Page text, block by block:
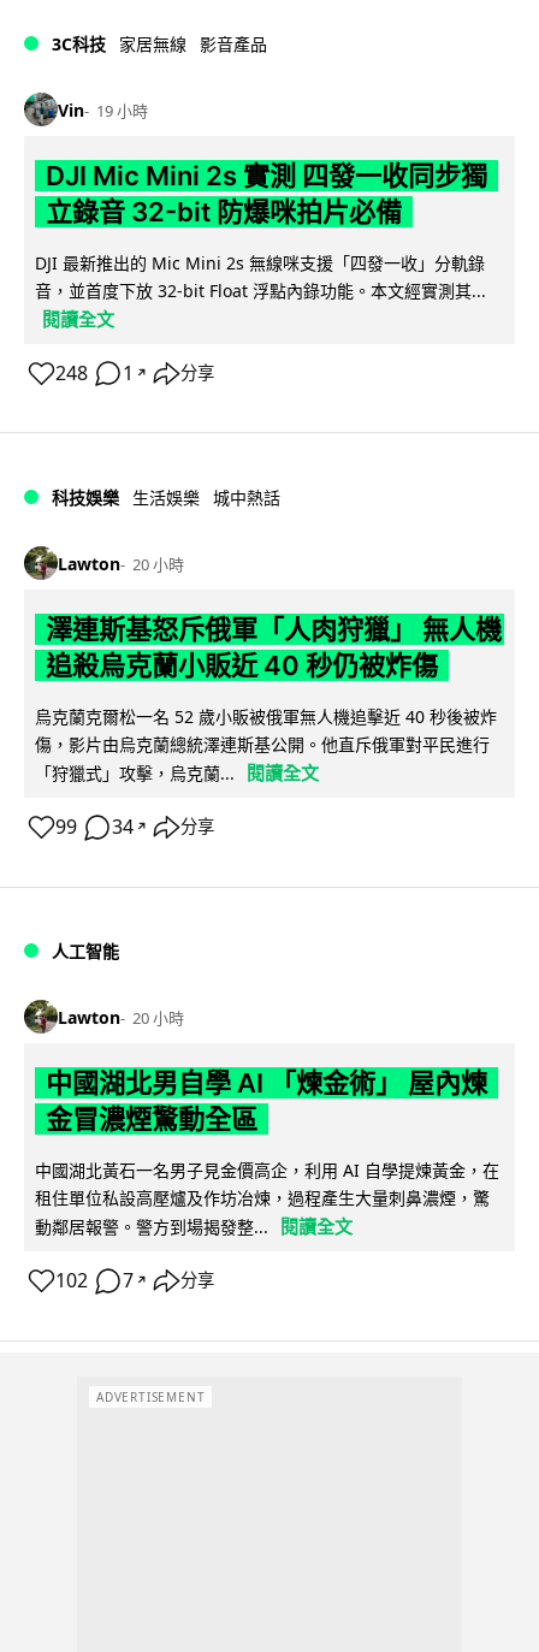
3C科技 家居無線 影音產品
Vin 19 小時
DJI Mic Mini 2s 實測 四發一收同步獨
立錄音 32-bit 防爆咪拍片必備
DJI 最新推出的 Mic Mini 2s 無線咪支援「四發一收」分軌錄
音，並首度下放 32-bit Float 浮點內錄功能。本文經實測其...
閱讀全文
248 1 ↗ 分享
科技娛樂 生活娛樂 城中熱話
Lawton 20 小時
澤連斯基怒斥俄軍「人肉狩獵」 無人機
追殺烏克蘭小販近 40 秒仍被炸傷
烏克蘭克爾松一名 52 歲小販被俄軍無人機追擊近 40 秒後被炸
傷，影片由烏克蘭總統澤連斯基公開。他直斥俄軍對平民進行
「狩獵式」攻擊，烏克蘭...
閱讀全文
99 34 ↗ 分享
人工智能
Lawton 20 小時
中國湖北男自學 AI 「煉金術」 屋內煉
金冒濃煙驚動全區
中國湖北黃石一名男子見金價高企，利用 AI 自學提煉黃金，在
租住單位私設高壓爐及作坊冶煉，過程產生大量刺鼻濃煙，驚
動鄰居報警。警方到場揭發整...
閱讀全文
102 7 ↗ 分享
ADVERTISEMENT